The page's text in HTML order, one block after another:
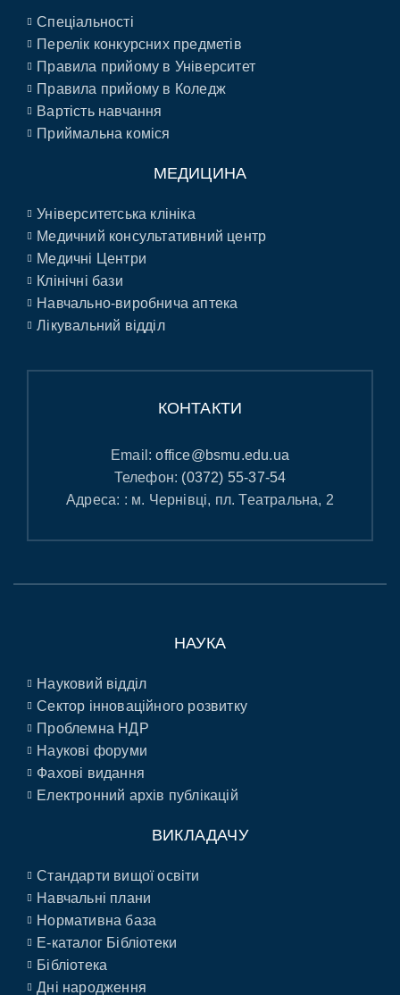
Спеціальності
Перелік конкурсних предметів
Правила прийому в Університет
Правила прийому в Коледж
Вартість навчання
Приймальна коміся
МЕДИЦИНА
Університетська клініка
Медичний консультативний центр
Медичні Центри
Клінічні бази
Навчально-виробнича аптека
Лікувальний відділ
КОНТАКТИ
Email:office@bsmu.edu.ua
Телефон: (0372) 55-37-54
Адреса: : м. Чернівці, пл. Театральна, 2
НАУКА
Науковий відділ
Сектор інноваційного розвитку
Проблемна НДР
Наукові форуми
Фахові видання
Електронний архів публікацій
ВИКЛАДАЧУ
Стандарти вищої освіти
Навчальні плани
Нормативна база
E-каталог Бібліотеки
Бібліотека
Дні народження